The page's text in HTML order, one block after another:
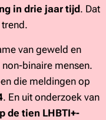
in drie jaar tijd. Dat
van geweld en
binaire mensen.
die meldingen op
. En uit onderzoek van
de tien LHBTI+-